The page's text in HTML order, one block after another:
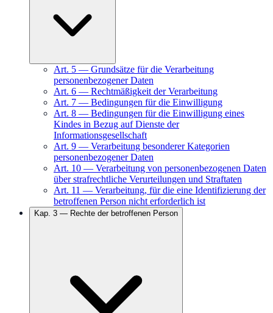
Art. 5 — Grundsätze für die Verarbeitung
personenbezogener Daten
Art. 6 — Rechtmäßigkeit der Verarbeitung
Art. 7 — Bedingungen für die Einwilligung
Art. 8 — Bedingungen für die Einwilligung eines
Kindes in Bezug auf Dienste der
Informationsgesellschaft
Art. 9 — Verarbeitung besonderer Kategorien
personenbezogener Daten
Art. 10 — Verarbeitung von personenbezogenen Daten
über strafrechtliche Verurteilungen und Straftaten
Art. 11 — Verarbeitung, für die eine Identifizierung der
betroffenen Person nicht erforderlich ist
Kap. 3 — Rechte der betroffenen Person